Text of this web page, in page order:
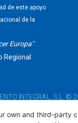
de este apoyo
de la
Europa"
Regional
INTEGRAL, S.L. ©
own and third-party